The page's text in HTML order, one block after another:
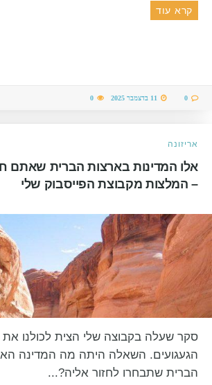
קרא עוד
אריזונה
אלו המדינות בארצות הברית שאתם
– המלצות מקבוצת הפייסבוק שלי
סקר שעלה בקבוצה שלי הצית לכולנו את
הגעגועים. השאלה היתה מה המדינה
הברית שתבחרו לחזור אליה?...